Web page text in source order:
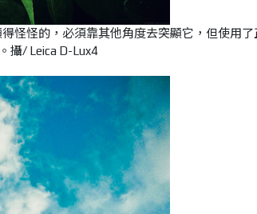
怪怪的，必須靠其他角度去突顯它，但使用了
攝/ Leica D-Lux4